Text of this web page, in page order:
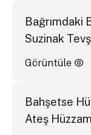
Bağrımdaki
Suzinak
Görüntüle
Bahşetse
Ateş